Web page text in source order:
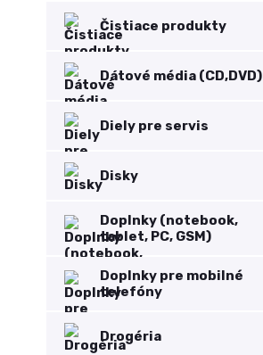
Čistiace produkty
Dátové média (CD,DVD)
Diely pre servis
Disky
Doplnky (notebook,
tablet, PC, GSM)
Doplnky pre mobilné
telefóny
Drogéria